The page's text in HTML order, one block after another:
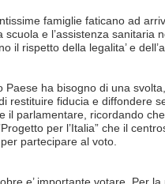
famiglie faticano ad
scuola e l’assistenza sanitaria
il rispetto della legalita’ e
Paese ha bisogno di una
restituire fiducia e diffondere
il parlamentare, ricordando
per l’Italia” che il
partecipare al voto.